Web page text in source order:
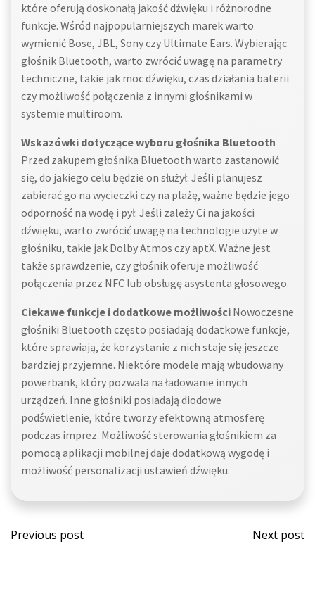
które oferują doskonałą jakość dźwięku i różnorodne
funkcje. Wśród najpopularniejszych marek warto
wymienić Bose, JBL, Sony czy Ultimate Ears. Wybierając
głośnik Bluetooth, warto zwrócić uwagę na parametry
techniczne, takie jak moc dźwięku, czas działania baterii
czy możliwość połączenia z innymi głośnikami w
systemie multiroom.
Wskazówki dotyczące wyboru głośnika Bluetooth
Przed zakupem głośnika Bluetooth warto zastanowić
się, do jakiego celu będzie on służył. Jeśli planujesz
zabierać go na wycieczki czy na plażę, ważne będzie jego
odporność na wodę i pył. Jeśli zależy Ci na jakości
dźwięku, warto zwrócić uwagę na technologie użyte w
głośniku, takie jak Dolby Atmos czy aptX. Ważne jest
także sprawdzenie, czy głośnik oferuje możliwość
połączenia przez NFC lub obsługę asystenta głosowego.
Ciekawe funkcje i dodatkowe możliwości Nowoczesne
głośniki Bluetooth często posiadają dodatkowe funkcje,
które sprawiają, że korzystanie z nich staje się jeszcze
bardziej przyjemne. Niektóre modele mają wbudowany
powerbank, który pozwala na ładowanie innych
urządzeń. Inne głośniki posiadają diodowe
podświetlenie, które tworzy efektowną atmosferę
podczas imprez. Możliwość sterowania głośnikiem za
pomocą aplikacji mobilnej daje dodatkową wygodę i
możliwość personalizacji ustawień dźwięku.
Post
Previous post
Post
Next post